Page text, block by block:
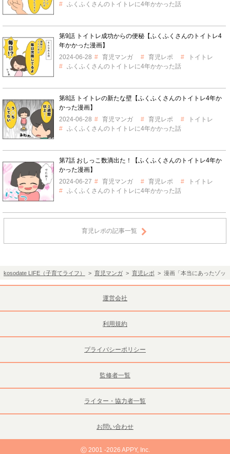
ふくふくさんのトイトレに4年かかった話
第9話 トイトレ成功からの便秘【ふくふくさんのトイトレ4
年かかった漫画】
2024-06-28
育児マンガ 育児レポ
トイトレ
ふくふくさんのトイトレに4年かかった話
第8話 トイトレの新たな壁【ふくふくさんのトイトレ4年か
かった漫画】
2024-06-28
育児マンガ 育児レポ
トイトレ
ふくふくさんのトイトレに4年かかった話
第7話 おしっこ数滴出た！【ふくふくさんのトイトレ4年か
かった漫画】
2024-06-27
育児マンガ 育児レポ
トイトレ
ふくふくさんのトイトレに4年かかった話
育児レポの記事一覧
kosodate LIFE（子育てライフ） > 育児マンガ> 育児レポ> 漫画「本当にあったゾッ
運営会社
利用規約
プライバシーポリシー
監修者一覧
ライター・協力者一覧
お問い合わせ
©2001 -2026 APPY, Inc.